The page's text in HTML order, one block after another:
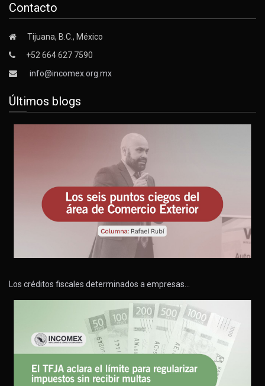
Contacto
Tijuana, B.C., México
+52 664 627 7590
info@incomex.org.mx
Últimos blogs
Los créditos fiscales determinados a empresas…